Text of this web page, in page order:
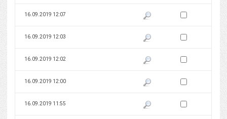
16.09.2019 12:07 Pokaż podgląd wersji z dnia
Zaznacz wersję do
16.09.2019 12:03 Pokaż podgląd wersji z dnia
Zaznacz wersję do
16.09.2019 12:02 Pokaż podgląd wersji z dnia
Zaznacz wersję do
16.09.2019 12:00 Pokaż podgląd wersji z dnia
Zaznacz wersję do
16.09.2019 11:55 Pokaż podgląd wersji z dnia
Zaznacz wersję do